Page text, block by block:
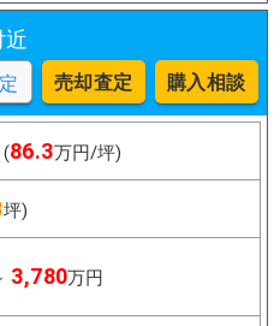
近
売却査定 購入相談
86.3万円/坪)
坪)
3,780万円